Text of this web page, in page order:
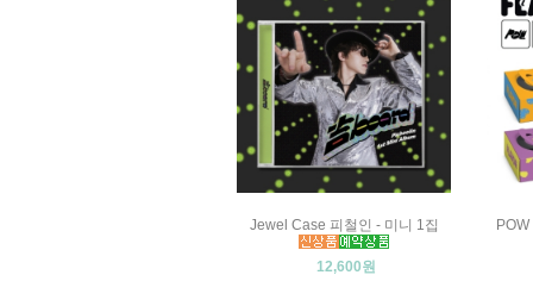
Jewel Case 피철인 - 미니 1집
12,600원